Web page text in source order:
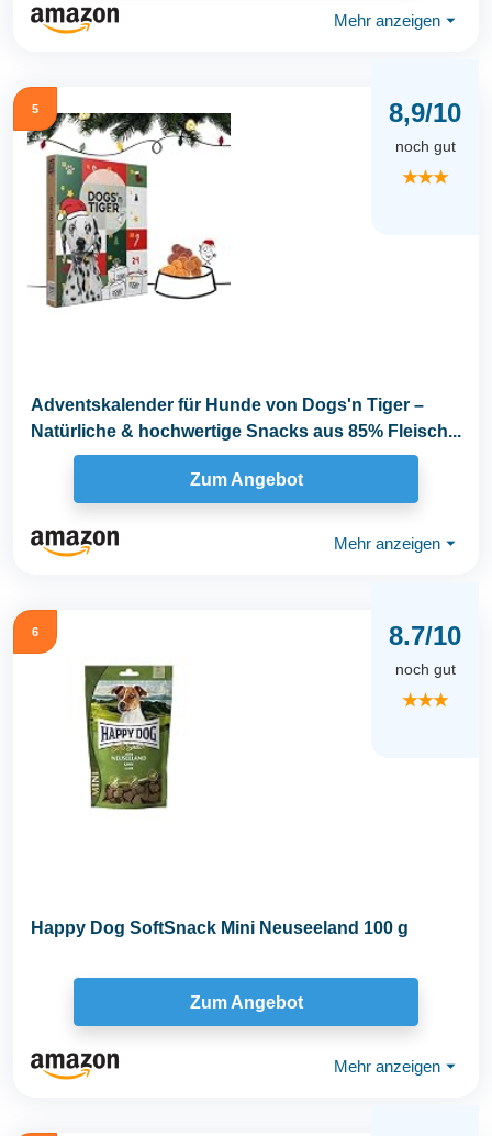
Mehr anzeigen ⏷
5 8,9/10
noch gut
★★★
Adventskalender für Hunde von Dogs'n Tiger –
Natürliche & hochwertige Snacks aus 85% Fleisch...
Zum Angebot
Mehr anzeigen ⏷
6 8.7/10
noch gut
★★★
Happy Dog SoftSnack Mini Neuseeland 100 g
Zum Angebot
Mehr anzeigen ⏷